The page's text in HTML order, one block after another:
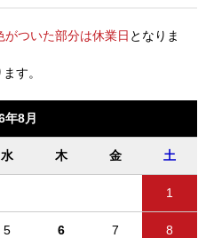
がついた部分は休業日 となりま
す。
年8月
水 木 金 土
1
5 6 7 8